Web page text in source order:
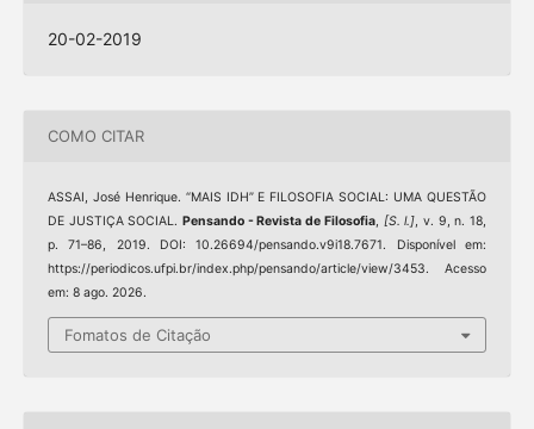
20-02-2019
COMO CITAR
ASSAI, José Henrique. “MAIS IDH” E FILOSOFIA SOCIAL: UMA QUESTÃO
DE JUSTIÇA SOCIAL.Pensando - Revista de Filosofia, [S. l.], v. 9, n. 18,
p. 71–86, 2019. DOI: 10.26694/pensando.v9i18.7671. Disponível em:
https://periodicos.ufpi.br/index.php/pensando/article/view/3453. Acesso
em: 8 ago. 2026.
Fomatos de Citação